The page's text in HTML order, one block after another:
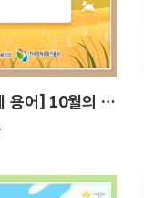
[이달의 장례 용어] 10월의 장례 용어 임종(臨終)